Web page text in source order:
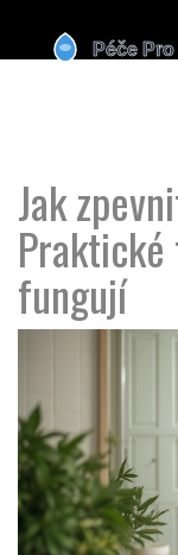
Jak
fungují